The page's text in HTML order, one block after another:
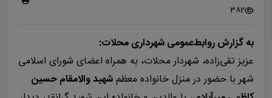
382
به گزارش روابط‌عمومی شهرداری محلات:
عزیز تقی‌زاده، شهردار محلات، به همراه اعضای شورای اسلامی
شهر با حضور در منزل خانواده معظمشهید والامقام حسین